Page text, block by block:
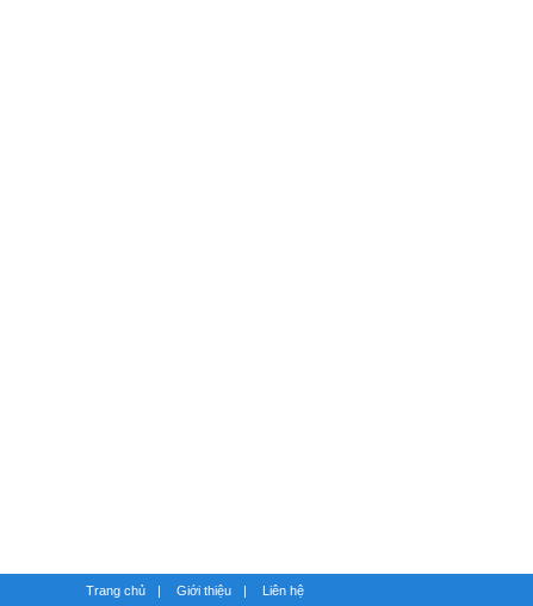
Trang chủ | Giới thiệu | Liên hệ